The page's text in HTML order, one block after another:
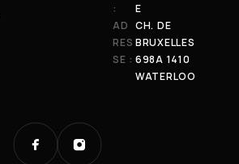
:
E
AD
RES
SE :
CH. DE
BRUXELLES
698A 1410
WATERLOO